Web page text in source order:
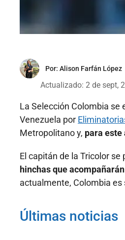
Por: Alison Farfán López
Actualizado: 2 de sept,
La Selección Colombia
Venezuela por
Metropolitano y, para este
El capitán de la Tricolor
hinchas que
actualmente, Colombia es
Últimas noticias